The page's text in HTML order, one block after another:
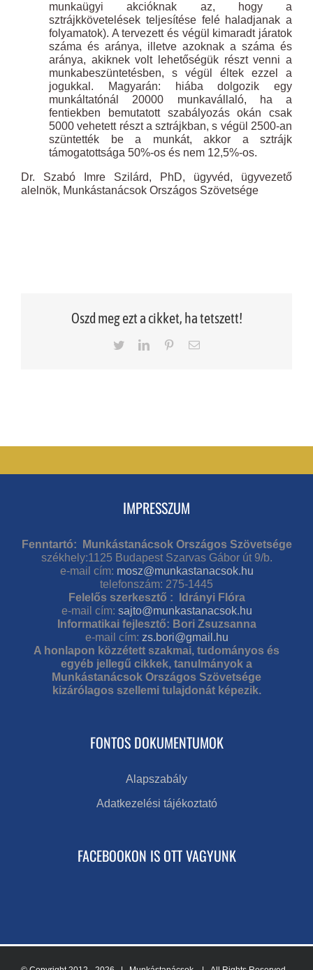
munkaügyi akcióknak az, hogy a
sztrájkkövetelések teljesítése felé haladjanak a
folyamatok). A tervezett és végül kimaradt járatok
száma és aránya, illetve azoknak a száma és
aránya, akiknek volt lehetőségük részt venni a
munkabeszüntetésben, s végül éltek ezzel a
jogukkal. Magyarán: hiába dolgozik egy
munkáltatónál 20000 munkavállaló, ha a
fentiekben bemutatott szabályozás okán csak
5000 vehetett részt a sztrájkban, s végül 2500-an
szüntették be a munkát, akkor a sztrájk
támogatottsága 50%-os és nem 12,5%-os.
Dr. Szabó Imre Szilárd, PhD, ügyvéd, ügyvezető
alelnök, Munkástanácsok Országos Szövetsége
Oszd meg ezt a cikket, ha tetszett!
TwitterLinkedInPinterestEmail
IMPRESSZUM
Fenntartó: Munkástanácsok Országos Szövetsége
székhely:1125 Budapest Szarvas Gábor út 9/b.
e-mail cím: mosz@munkastanacsok.hu
telefonszám: 275-1445
Felelős szerkesztő : Idrányi Flóra
e-mail cím: sajto@munkastanacsok.hu
Informatikai fejlesztő: Bori Zsuzsanna
e-mail cím: zs.bori@gmail.hu
A honlapon közzétett szakmai, tudományos és
egyéb jellegű cikkek, tanulmányok a
Munkástanácsok Országos Szövetsége
kizárólagos szellemi tulajdonát képezik.
FONTOS DOKUMENTUMOK
Alapszabály
Adatkezelési tájékoztató
FACEBOOKON IS OTT VAGYUNK